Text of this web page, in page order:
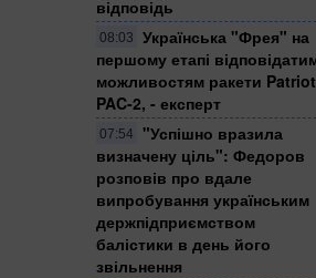
відповідь
08:03
Українська "Фрея" на
першому етапі
можливостям ракети Patriot
PAC-2, - експерт
07:54
"Успішно вразила
визначену ціль": Федоров
розповів про вдале
випробування українським
держпідприємством
балістики в день його
звільнення